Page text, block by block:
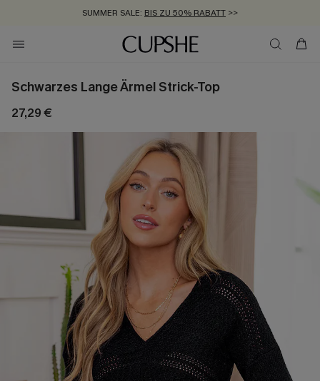
SUMMER SALE: BIS ZU 50% RABATT >>
ZUM NEWSLETTER:BIS ZU -20% EXTRA ERHALTEN
KOSTENLOSER VERSAND AB 89 €
Schwarzes Lange Ärmel Strick-Top
27,29 €